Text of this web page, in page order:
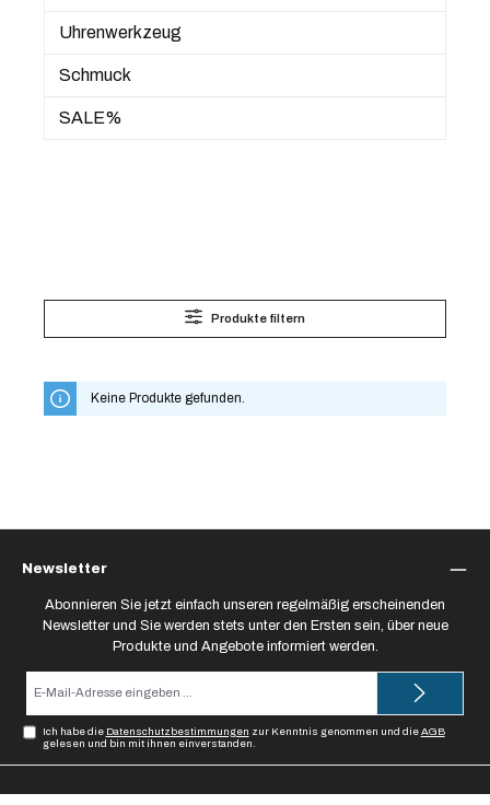
Uhrenwerkzeug
Schmuck
SALE%
Produkte filtern
Keine Produkte gefunden.
Newsletter
Abonnieren Sie jetzt einfach unseren regelmäßig erscheinenden
Newsletter und Sie werden stets unter den Ersten sein, über neue
Produkte und Angebote informiert werden.
Ich habe die Datenschutzbestimmungen zur Kenntnis genommen und dieAGB
gelesen und bin mit ihnen einverstanden.